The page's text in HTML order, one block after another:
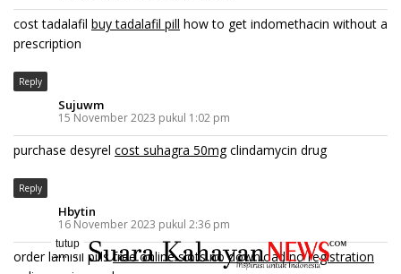
cost tadalafil buy tadalafil pill how to get indomethacin without a
prescription
Reply
Sujuwm
15 November 2023 pukul 1:02 pm
purchase desyrel cost suhagra 50mgclindamycin drug
Reply
Hbytin
16 November 2023 pukul 2:36 pm
order lamisil pillsfree online slots no download no registration
tutup
..........